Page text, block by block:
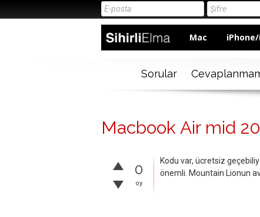
Mac
Sorular
Macbook Air mid
0
oy
Kodu var, ücretsiz
önemli. Mountain Lionun